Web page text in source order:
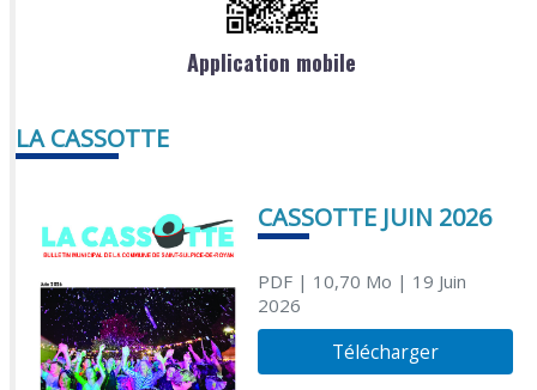
Application mobile
LA CASSOTTE
CASSOTTE JUIN 2026
PDF| 10,70 Mo | 19 Juin
2026
Télécharger